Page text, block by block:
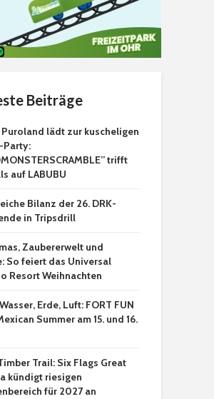
Beiträge
lädt zur kuscheligen
Party:
trifft
auf LABUBU
Bilanz der 26. DRK-
in Tripsdrill
Zaubererwelt und
So feiert das Universal
Resort Weihnachten
Erde, Luft: FORT FUN
Summer am 15. und 16.
Trail: Six Flags Great
kündigt riesigen
für 2027 an